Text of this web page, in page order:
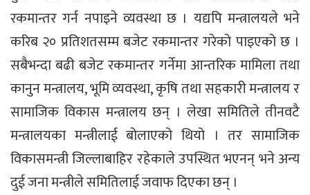
रकमान्तर गर्न नपाइने व्यवस्था छ । यद्यपि मन्त्रालयले भने
करिब २० प्रतिशतसम्म बजेट रकमान्तर गरेको पाइएको छ ।
सबैभन्दा बढी बजेट रकमान्तर गर्नेमा आन्तरिक मामिला तथा
कानुन मन्त्रालय, भूमि व्यवस्था, कृषि तथा सहकारी मन्त्रालय र
सामाजिक विकास मन्त्रालय छन् । लेखा समितिले तीनवटै
मन्त्रालयका मन्त्रीलाई बोलाएको थियो । तर सामाजिक
विकासमन्त्री जिल्लाबाहिर रहेकाले उपस्थित भएनन् भने अन्य
दुई जना मन्त्रीले समितिलाई जवाफ दिएका छन् ।